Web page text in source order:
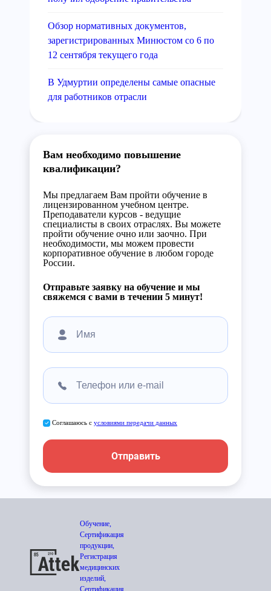
Обзор нормативных документов,
зарегистрированных Минюстом со 6 по
12 сентября текущего года
В Удмуртии определены самые опасные
для работников отрасли
Вам необходимо повышение
квалификации?
Мы предлагаем Вам пройти обучение в
лицензированном учебном центре.
Преподаватели курсов - ведущие
специалисты в своих отраслях. Вы можете
пройти обучение очно или заочно. При
необходимости, мы можем провести
корпоративное обучение в любом городе
России.
Отправьте заявку на обучение и мы
свяжемся с вами в течении 5 минут!
Соглашаюсь с условиями передачи данных
Отправить
Обучение,
Сертификация
продукции,
Регистрация
медицинских
изделий,
Сертификация